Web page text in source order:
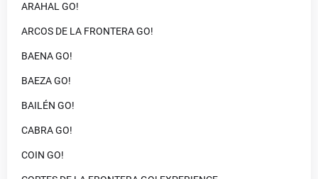
ARAHAL GO!
ARCOS DE LA FRONTERA GO!
BAENA GO!
BAEZA GO!
BAILÉN GO!
CABRA GO!
COIN GO!